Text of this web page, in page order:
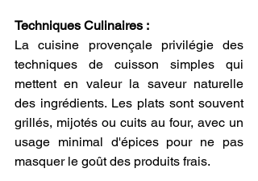
Techniques Culinaires :
La cuisine provençale privilégie des
techniques de cuisson simples qui
mettent en valeur la saveur naturelle
des ingrédients. Les plats sont souvent
grillés, mijotés ou cuits au four, avec un
usage minimal d'épices pour ne pas
masquer le goût des produits frais.